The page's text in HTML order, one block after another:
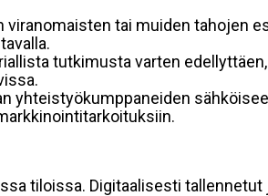
tai muiden tahojen
tutkimusta varten
yhteistyökumppaneiden
tiloissa. Digitaalisesti